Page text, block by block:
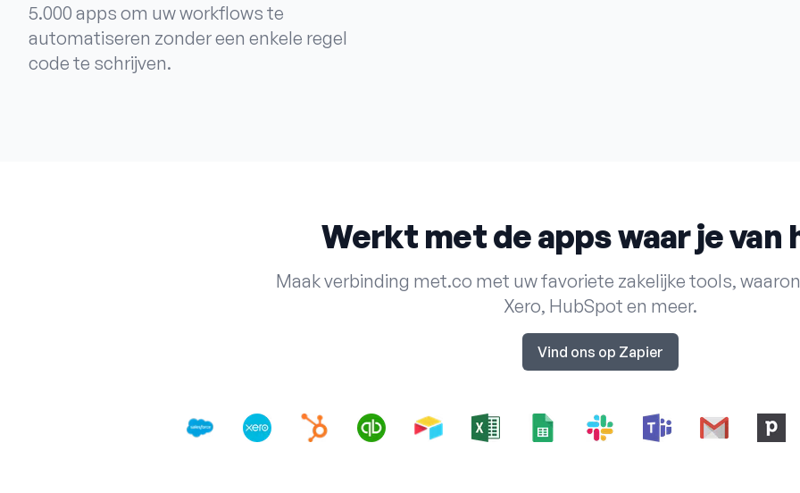
5.000 apps om uw workflows te
automatiseren zonder een enkele regel
code te schrijven.
Werkt met de apps waar je van
Maak verbinding met.co met uw favoriete zakelijke tools,
Xero, HubSpot en meer.
Vind ons op Zapier